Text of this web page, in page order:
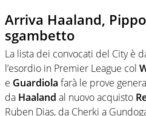
Arriva Haaland,
sgambetto
La lista dei convocati del City è
l’esordio in Premier League col
e Guardiola farà le prove
da Haaland al nuovo acquisto
Ruben Dias, da Cherki a